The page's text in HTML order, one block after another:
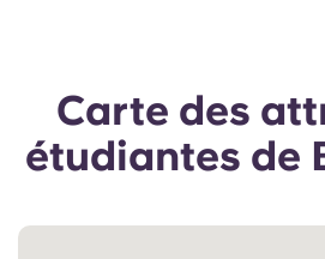
Carte des
étudiantes de